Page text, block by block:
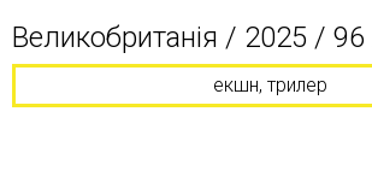
Великобританія / 2025 / 96
екшн, трилер